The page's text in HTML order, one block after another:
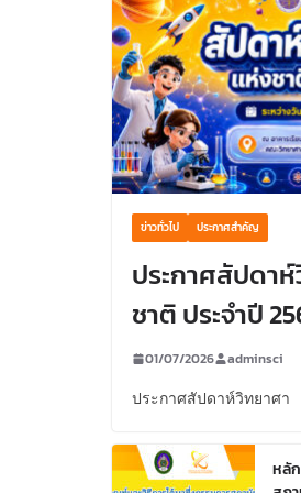
ข่าวทั่วไป ประกาศสำคัญ
ประกาศสัปดา
ชาติ ประจำปี
01/07/2026 adminsci
ประกาศสัปดาห์วิทยาศา
หลั